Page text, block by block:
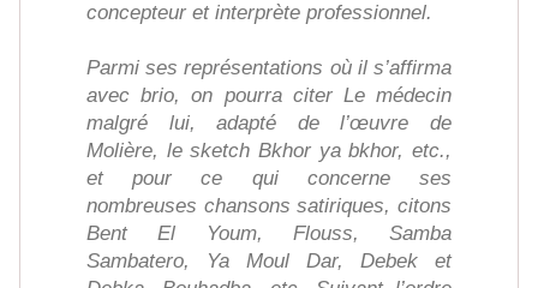
concepteur et interprète professionnel.
Parmi ses représentations où il s’affirma
avec brio, on pourra citer Le médecin
malgré lui, adapté de l’œuvre de
Molière, le sketch Bkhor ya bkhor, etc.,
et pour ce qui concerne ses
nombreuses chansons satiriques, citons
Bent El Youm, Flouss, Samba
Sambatero, Ya Moul Dar, Debek et